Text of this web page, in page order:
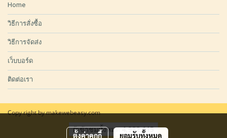
Home
วิธีการสั่งซื้อ
วิธีการจัดส่ง
เว็บบอร์ด
ติดต่อเรา
Copy right by makewebeasy.com
ผู้เข้าชมทั้งหมด4,982,115
ตั้งค่าคุกกี้ ยอมรับทั้งหมด